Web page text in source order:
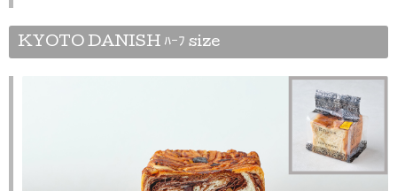
KYOTO DANISH ﾊｰﾌ size